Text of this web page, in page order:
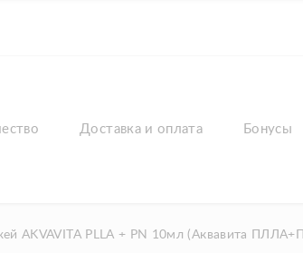
Доставка и оплата Бонусы
AKVAVITA PLLA + PN 10мл (Аквавита